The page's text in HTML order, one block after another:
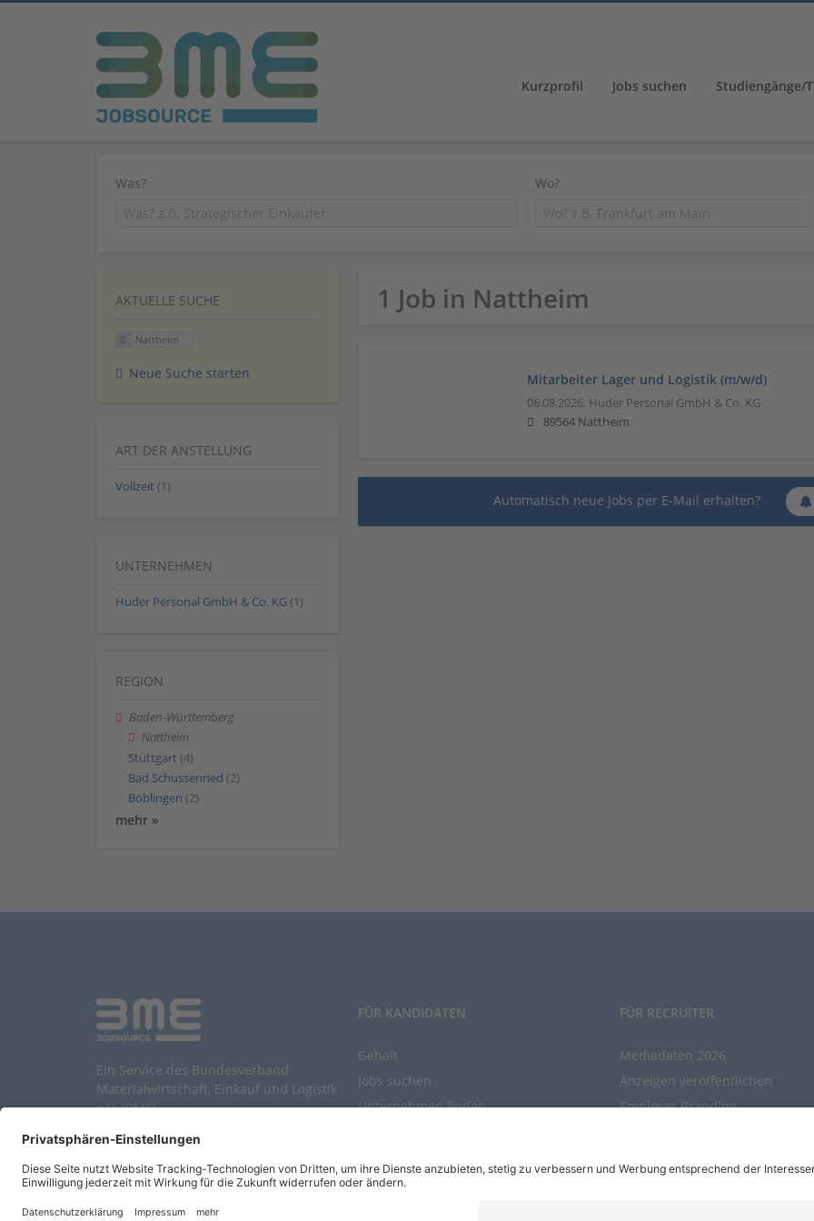
Kurzprofil Jobs suchen Studiengänge/
Was? Wo?
1 Job in Nattheim
Mitarbeiter Lager und Logistik (m/w/d)
06.08.2026, Huder Personal GmbH & Co. KG
89564 Nattheim
Automatisch neue Jobs per E-Mail erhalten?
AKTUELLE SUCHE
Nattheim
Neue Suche starten
ART DER ANSTELLUNG
Vollzeit (1)
UNTERNEHMEN
Huder Personal GmbH & Co. KG (1)
REGION
Baden-Württemberg
Nattheim
Stuttgart (4)
Bad Schussenried (2)
Böblingen (2)
mehr »
Ein Service des Bundesverband
Materialwirtschaft, Einkauf und Logistik
e.V. (BME)
FÜR KANDIDATEN
Gehalt
Jobs suchen
Unternehmen finden
FÜR RECRUITER
Mediadaten 2026
Anzeigen veröffentlichen
Employer Branding